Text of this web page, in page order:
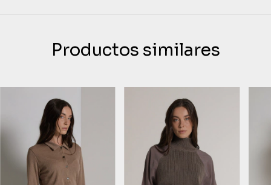
Productos similares